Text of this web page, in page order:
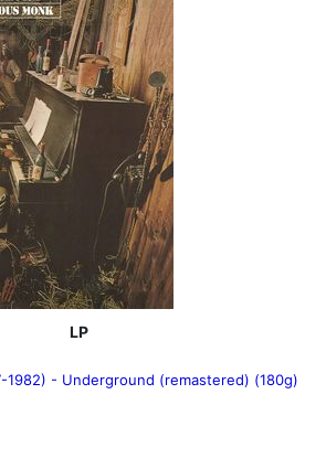
LP
1982) - Underground (remastered) (180g)